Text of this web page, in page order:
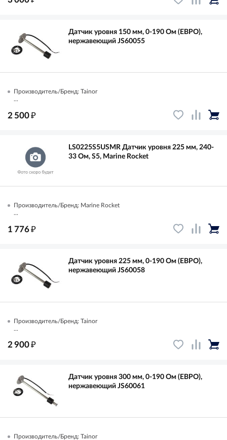
Датчик уровня 150 мм, 0-190 Ом (ЕВРО),
нержавеющий JS60055
Производитель/Бренд: Tainor
...
2 500₽
LS0225S5USMR Датчик уровня 225 мм, 240-
33 Ом, S5, Marine Rocket
Производитель/Бренд: Marine Rocket
...
1 776₽
Датчик уровня 225 мм, 0-190 Ом (ЕВРО),
нержавеющий JS60058
Производитель/Бренд: Tainor
...
2 900₽
Датчик уровня 300 мм, 0-190 Ом (ЕВРО),
нержавеющий JS60061
Производитель/Бренд: Tainor